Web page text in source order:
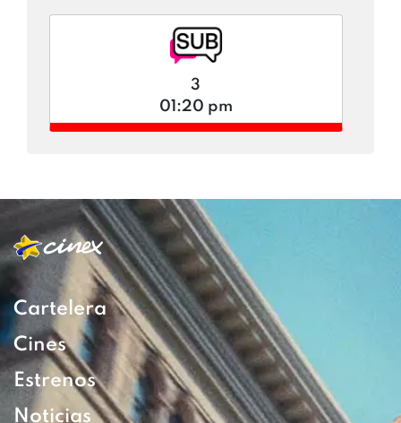
3
01:20 pm
Cartelera
Cines
Estrenos
Noticias